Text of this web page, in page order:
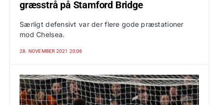
græsstrå på Stamford Bridge
Særligt defensivt var der flere gode præstationer
mod Chelsea.
28. NOVEMBER 2021 20:06